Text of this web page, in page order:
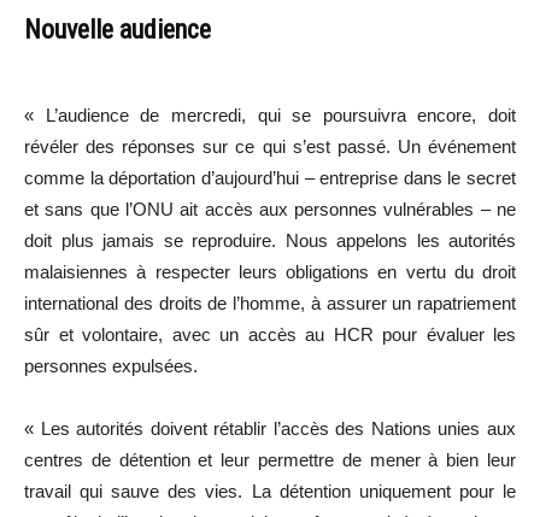
Nouvelle audience
« L’audience de mercredi, qui se poursuivra encore, doit
révéler des réponses sur ce qui s’est passé. Un événement
comme la déportation d’aujourd’hui – entreprise dans le secret
et sans que l’ONU ait accès aux personnes vulnérables – ne
doit plus jamais se reproduire. Nous appelons les autorités
malaisiennes à respecter leurs obligations en vertu du droit
international des droits de l’homme, à assurer un rapatriement
sûr et volontaire, avec un accès au HCR pour évaluer les
personnes expulsées.
« Les autorités doivent rétablir l’accès des Nations unies aux
centres de détention et leur permettre de mener à bien leur
travail qui sauve des vies. La détention uniquement pour le